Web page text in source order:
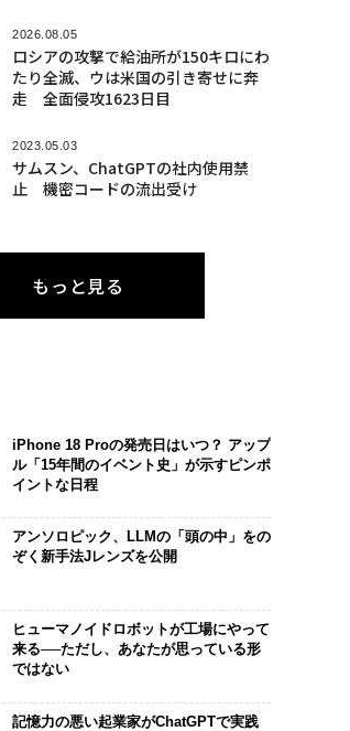
2026.08.05
ロシアの攻撃で給油所が150キロにわ
たり全滅、ウは米国の引き寄せに奔
走 全面侵攻1623日目
2023.05.03
サムスン、ChatGPTの社内使用禁
止 機密コードの流出受け
もっと見る
iPhone 18 Proの発売日はいつ？ アップ
ル「15年間のイベント史」が示すピンポ
イントな日程
アンソロピック、LLMの「頭の中」をの
ぞく新手法Jレンズを公開
ヒューマノイドロボットが工場にやって
来る──ただし、あなたが思っている形
ではない
記憶力の悪い起業家がChatGPTで実践